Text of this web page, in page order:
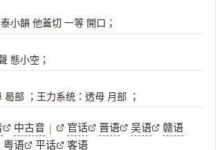
小韻 他蓋切 一等 開口；
態小空；
曷部 ；王力系统：透母 月部 ；
中古音 | 官话 晋语 吴语
赣语
粤语 平话 客语